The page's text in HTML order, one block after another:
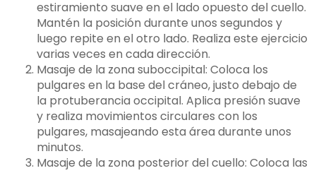
estiramiento suave en el lado opuesto del cuello.
Mantén la posición durante unos segundos y
luego repite en el otro lado. Realiza este ejercicio
varias veces en cada dirección.
Masaje de la zona suboccipital: Coloca los
pulgares en la base del cráneo, justo debajo de
la protuberancia occipital. Aplica presión suave
y realiza movimientos circulares con los
pulgares, masajeando esta área durante unos
minutos.
Masaje de la zona posterior del cuello: Coloca las